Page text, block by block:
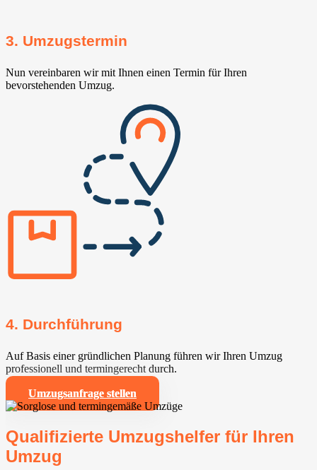
3. Umzugstermin
Nun vereinbaren wir mit Ihnen einen Termin für Ihren
bevorstehenden Umzug.
4. Durchführung
Auf Basis einer gründlichen Planung führen wir Ihren Umzug
professionell und termingerecht durch.
Umzugsanfrage stellen
Qualifizierte Umzugshelfer für Ihren
Umzug